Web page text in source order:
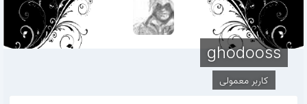
ghodooss
کاربر معمولی